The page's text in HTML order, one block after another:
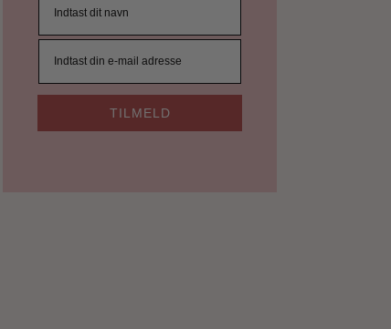
TILMELD